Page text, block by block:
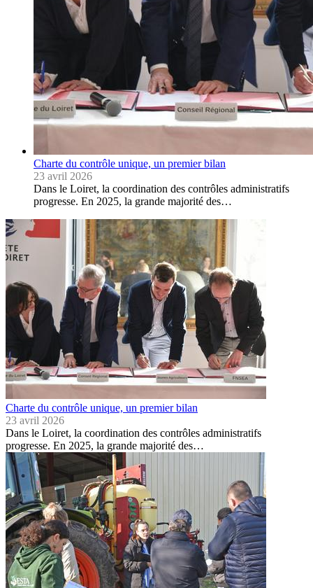
Charte du contrôle unique, un premier bilan
23 avril 2026
Dans le Loiret, la coordination des contrôles administratifs
progresse. En 2025, la grande majorité des…
Charte du contrôle unique, un premier bilan
23 avril 2026
Dans le Loiret, la coordination des contrôles administratifs
progresse. En 2025, la grande majorité des…